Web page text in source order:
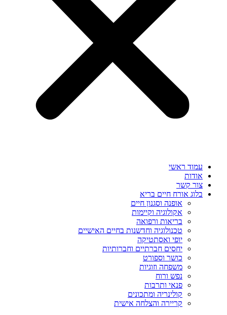
עמוד ראשי
אודות
צור קשר
בלוג אורח חיים בריא
אופנה וסגנון חיים
אקולוגיה וקיימות
בריאות ורפואה
טכנולוגיה וחדשנות בחיים האישיים
יופי ואסתטיקה
יחסים חברתיים וחברותיות
כושר וספורט
משפחה וזוגיות
נפש ורוח
פנאי ותרבות
קולינריה ומתכונים
קריירה והצלחה אישית